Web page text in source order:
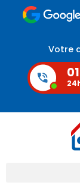
Votre